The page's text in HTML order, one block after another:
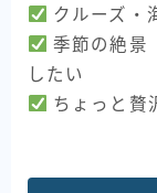
クルーズ・
季節の絶景
したい
ちょっと贅